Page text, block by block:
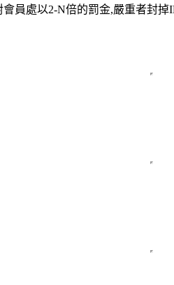
員處以2-N倍的罰金,嚴重者封掉